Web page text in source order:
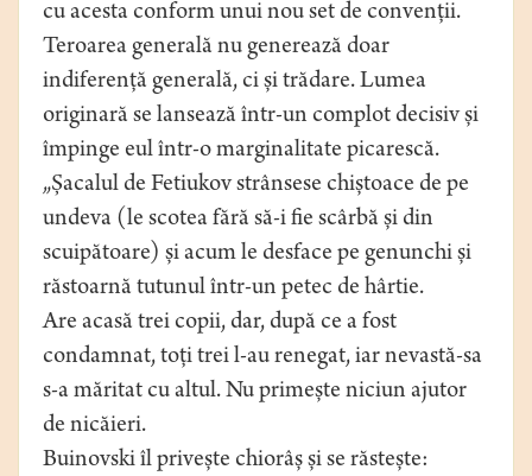
cu acesta conform unui nou set de convenții.
Teroarea generală nu generează doar
indiferență generală, ci și trădare. Lumea
originară se lansează într-un complot decisiv și
împinge eul într-o marginalitate picarescă.
„Șacalul de Fetiukov strânsese chiștoace de pe
undeva (le scotea fără să-i fie scârbă și din
scuipătoare) și acum le desface pe genunchi și
răstoarnă tutunul într-un petec de hârtie.
Are acasă trei copii, dar, după ce a fost
condamnat, toți trei l-au renegat, iar nevastă-sa
s-a măritat cu altul. Nu primește niciun ajutor
de nicăieri.
Buinovski îl privește chiorâș și se răstește: